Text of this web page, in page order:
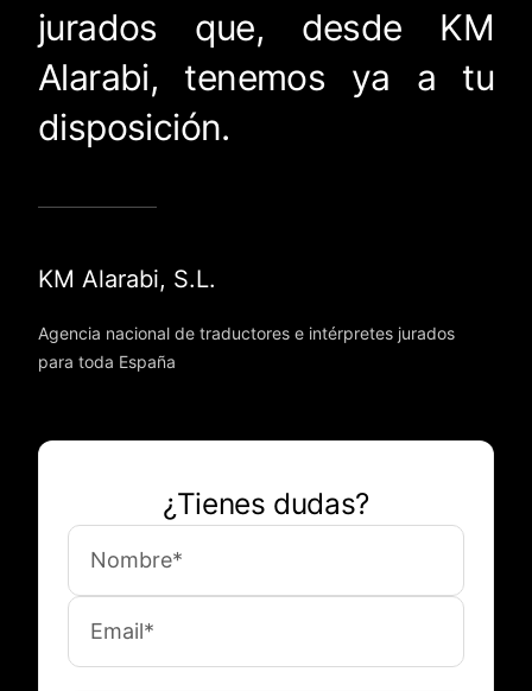
jurados que, desde KM
Alarabi, tenemos ya a tu
disposición.
KM Alarabi, S.L.
Agencia nacional de traductores e intérpretes jurados
para toda España
¿Tienes dudas?